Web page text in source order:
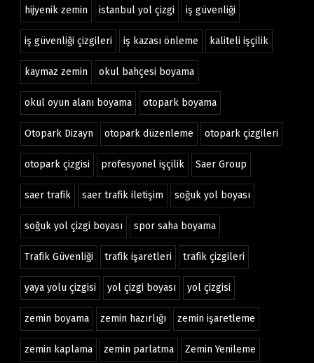
hijyenik zemin istanbul yol çizgi iş güvenliği
iş güvenliği çizgileri iş kazası önleme kaliteli işçilik
kaymaz zemin okul bahçesi boyama
okul oyun alanı boyama otopark boyama
Otopark Dizayn otopark düzenleme otopark çizgileri
otopark çizgisi profesyonel işçilik Saer Group
saer trafik saer trafik iletişim soğuk yol boyası
soğuk yol çizgi boyası spor saha boyama
Trafik Güvenliği trafik işaretleri trafik çizgileri
yaya yolu çizgisi yol çizgi boyası yol çizgisi
zemin boyama zemin hazırlığı zemin işaretleme
zemin kaplama zemin parlatma Zemin Yenileme